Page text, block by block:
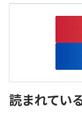
読まれてい